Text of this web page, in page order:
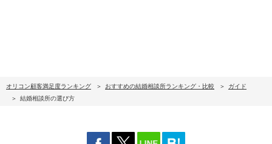
オリコン顧客満足度ランキング おすすめの結婚相談所ランキング・比較
ガイド
結婚相談所の選び方